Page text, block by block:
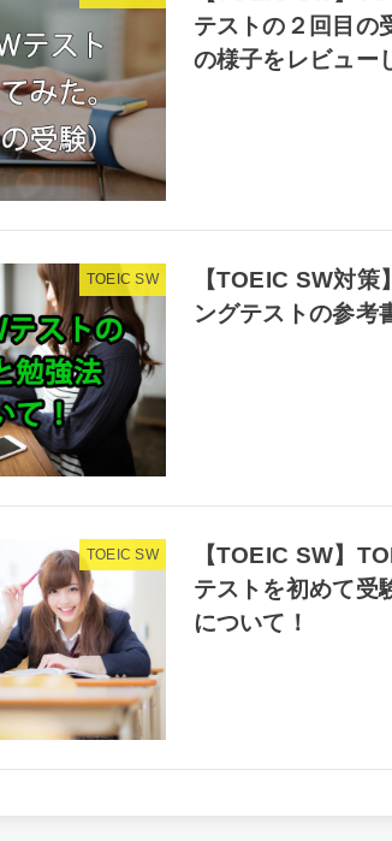
テストの２回目の
の様子をレビュー
TOEIC SW
【TOEIC SW対
ングテストの参考
TOEIC SW
【TOEIC SW】
テストを初めて受
について！